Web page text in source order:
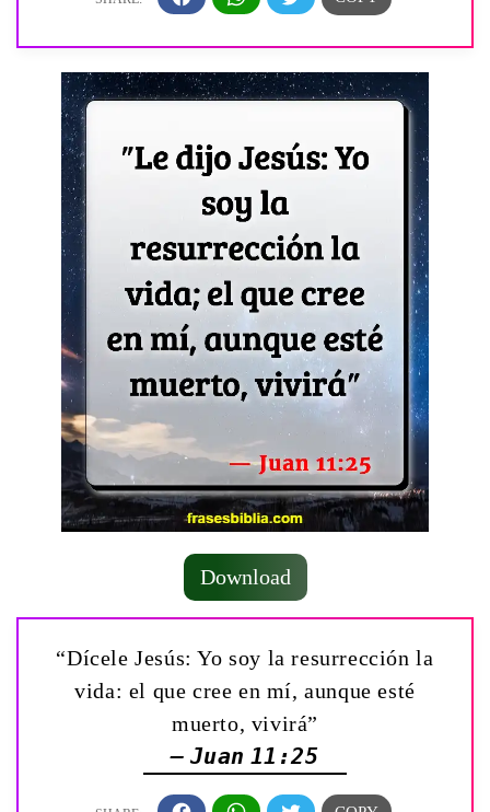
Download
“Dícele Jesús: Yo soy la resurrección la
vida: el que cree en mí, aunque esté
muerto, vivirá”
— Juan 11:25